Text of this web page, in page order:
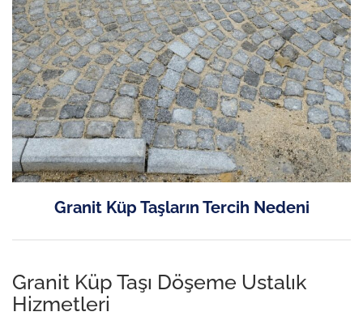
Granit Küp Taşların Tercih Nedeni
Granit Küp Taşı Döşeme Ustalık
Hizmetleri